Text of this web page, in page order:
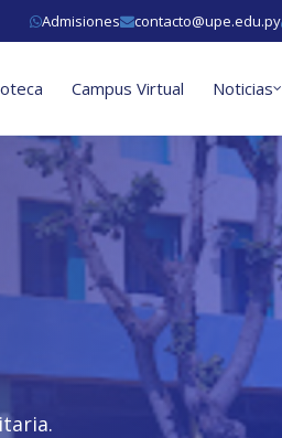
Admisiones contacto@upe.edu.py
Campus Virtual Noticias